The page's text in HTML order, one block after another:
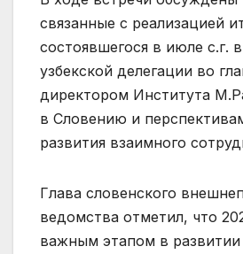
связанные с реализацией
состоявшегося в июле с.г.
узбекской делегации во
директором Института
в Словению и
развития взаимного
Глава словенского
ведомства отметил, что
важным этапом в развитии